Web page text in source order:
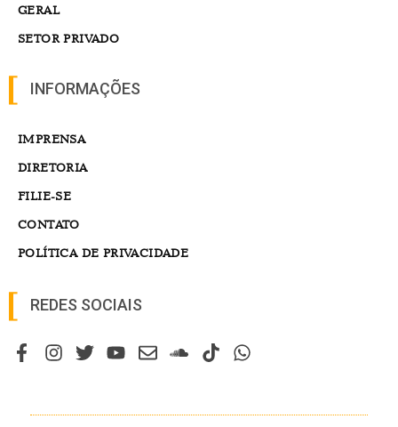
GERAL
SETOR PRIVADO
INFORMAÇÕES
IMPRENSA
DIRETORIA
FILIE-SE
CONTATO
POLÍTICA DE PRIVACIDADE
REDES SOCIAIS